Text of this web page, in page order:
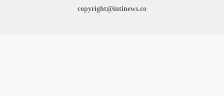
copyright@intinews.co